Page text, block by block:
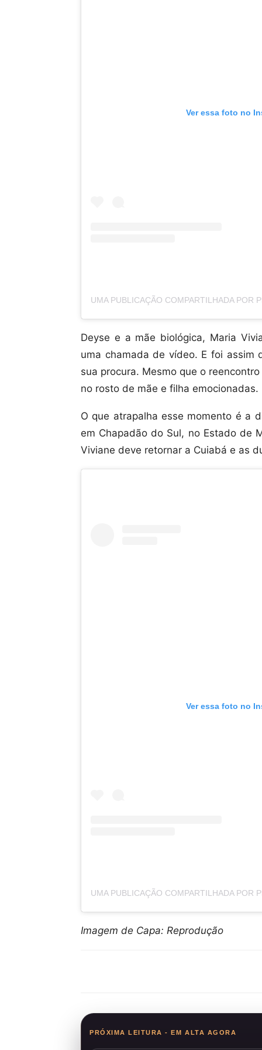
Ver essa foto no
Deyse e a mãe biológica, Maria
uma chamada de vídeo. E foi assim
sua procura. Mesmo que o
no rosto de mãe e filha emocionadas.
O que atrapalha esse momento é a
em Chapadão do Sul, no Estado de
Viviane deve retornar a Cuiabá e as
Ver essa foto no
Imagem de Capa: Reprodução
PRÓXIMA LEITURA - EM ALTA AGORA